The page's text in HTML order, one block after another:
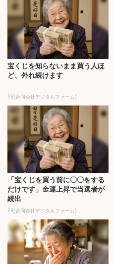
宝くじを知らないまま買う人ほ
ど、外れ続けます
PR(合同会社デジタルファーム)
「宝くじを買う前に〇〇をする
だけです」金運上昇で当選者が
続出
PR(合同会社デジタルファーム)